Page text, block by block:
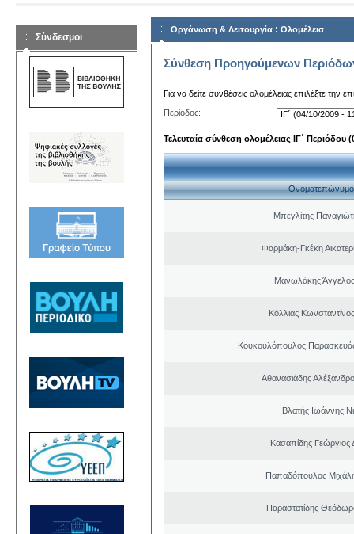
Σύνδεσμοι
Οργάνωση & Λειτουργία : Ολομέλεια
Σύνθεση Προηγούμενων
Για να δείτε συνθέσεις ολομέλειας επιλέξτε την
Περίοδος:
Τελευταία σύνθεση ολομέλειας ΙΓ΄ Περιόδου
Ονοματεπώνυμο
Μπεγλίτης
Φαρμάκη-Γκέκη
Μανωλάκης
Κόλλιας
Κουκουλόπουλος
Αθανασιάδης
Βλατής Ιωάννης
Κασαπίδης Γεώργιος
Παπαδόπουλος
Παραστατίδης